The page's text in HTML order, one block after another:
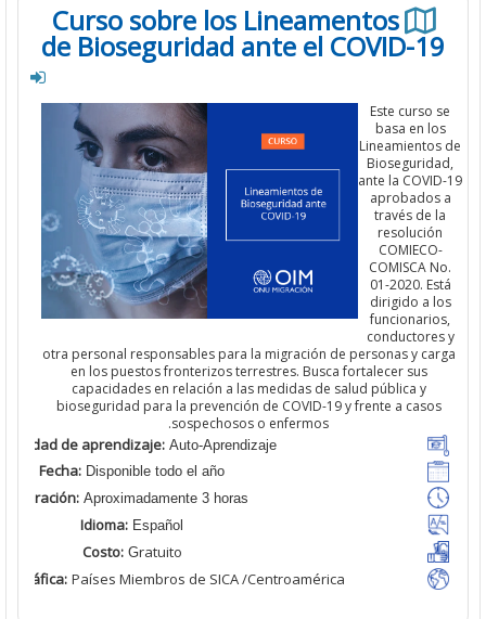
Curso sobre los Lineamentos
de Bioseguridad ante el COVID-
Este
basa en
ante la
través
COMISCA
01-2020.
dirigido a
otra personal responsables para la migración de personas y
en los puestos fronterizos terrestres. Busca fortalecer sus
capacidades en relación a las medidas de salud pública y
bioseguridad para la prevención de COVID-19 y frente a
sospechosos o enfermos.
Modalidad de aprendizaje:Auto-Aprendizaje
Fecha:Disponible todo el año
Duración:Aproximadamente 3 horas
Idioma:
Costo:G
Geográfica : Países Miembros de SICA /Centroamérica